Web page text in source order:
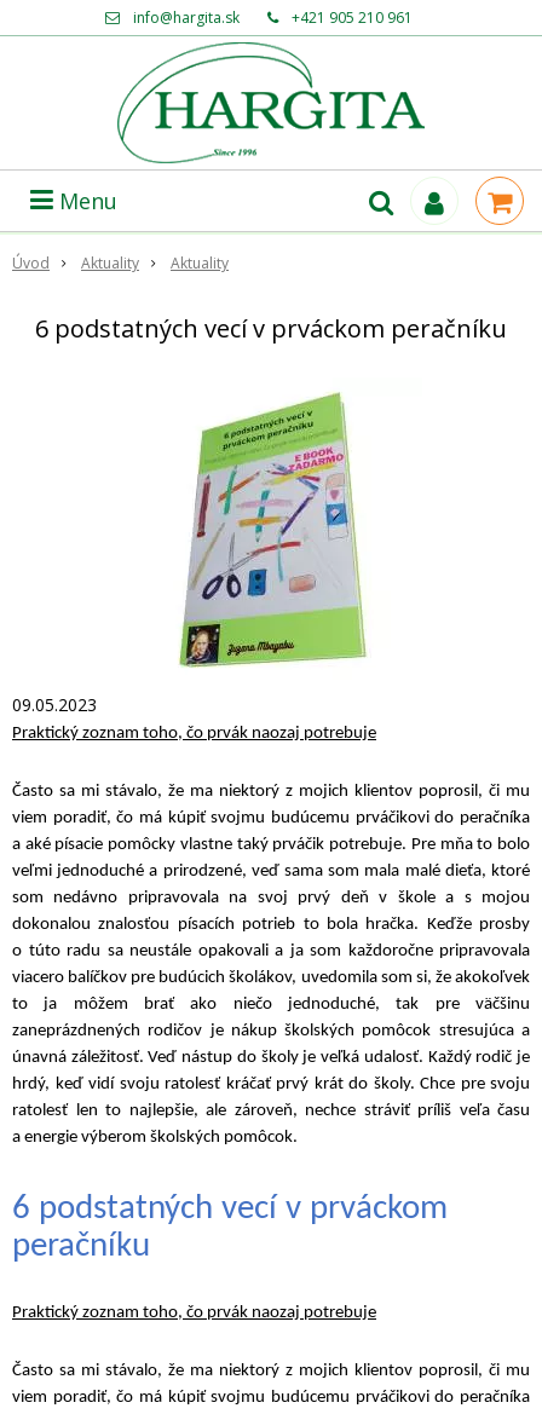
info@hargita.sk +421 905 210 961
Menu
Úvod Aktuality Aktuality
6 podstatných vecí v prváckom peračníku
09.05.2023
Praktický zoznam toho, čo prvák naozaj potrebuje
Často sa mi stávalo, že ma niektorý z mojich klientov poprosil, či mu
viem poradiť, čo má kúpiť svojmu budúcemu prváčikovi do peračníka
a aké písacie pomôcky vlastne taký prváčik potrebuje. Pre mňa to bolo
veľmi jednoduché a prirodzené, veď sama som mala malé dieťa, ktoré
som nedávno pripravovala na svoj prvý deň v škole a s mojou
dokonalou znalosťou písacích potrieb to bola hračka. Keďže prosby
o túto radu sa neustále opakovali a ja som každoročne pripravovala
viacero balíčkov pre budúcich školákov, uvedomila som si, že akokoľvek
to ja môžem brať ako niečo jednoduché, tak pre väčšinu
zaneprázdnených rodičov je nákup školských pomôcok stresujúca a
únavná záležitosť. Veď nástup do školy je veľká udalosť. Každý rodič je
hrdý, keď vidí svoju ratolesť kráčať prvý krát do školy. Chce pre svoju
ratolesť len to najlepšie, ale zároveň, nechce stráviť príliš veľa času
a energie výberom školských pomôcok.
6 podstatných vecí v prváckom
peračníku
Praktický zoznam toho, čo prvák naozaj potrebuje
Často sa mi stávalo, že ma niektorý z mojich klientov poprosil, či mu
viem poradiť, čo má kúpiť svojmu budúcemu prváčikovi do peračníka